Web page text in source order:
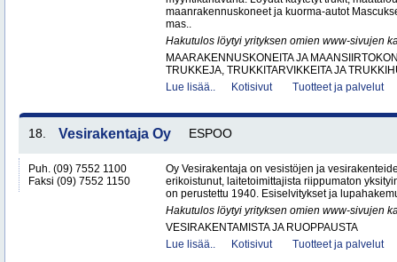
maanrakennuskoneet ja kuorma-autot
mas..
Hakutulos löytyi yrityksen omien www-sivujen
MAARAKENNUSKONEITA JA
TRUKKEJA, TRUKKITARVIKKEITA JA
Lue lisää..
Kotisivut Tuotteet ja palvelut
18. Vesirakentaja Oy ESPOO
Puh. (09) 7552 1100
Faksi (09) 7552 1150
Oy Vesirakentaja on vesistöjen ja
erikoistunut, laitetoimittajista riippumaton
on perustettu 1940. Esiselvitykset ja
Hakutulos löytyi yrityksen omien www-sivujen
VESIRAKENTAMISTA JA RUOPPAUSTA
Lue lisää..
Kotisivut Tuotteet ja palvelut